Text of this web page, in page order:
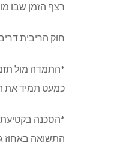
רצף הזמן שבו
חוק הריבית
*התמדה מול
כמעט תמיד את
*הסכנה
התשואה באחוז